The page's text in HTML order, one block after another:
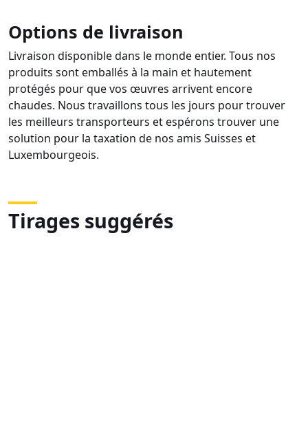
Options de livraison
Livraison disponible dans le monde entier. Tous nos
produits sont emballés à la main et hautement
protégés pour que vos œuvres arrivent encore
chaudes. Nous travaillons tous les jours pour trouver
les meilleurs transporteurs et espérons trouver une
solution pour la taxation de nos amis Suisses et
Luxembourgeois.
Tirages suggérés